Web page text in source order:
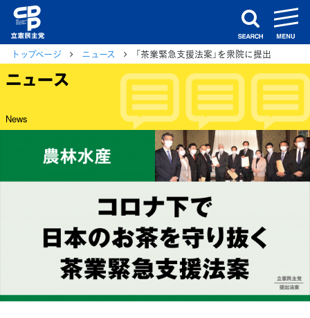
search
トップページ ニュース 「茶業緊急支援法案」を衆院に提出
ニュース
News